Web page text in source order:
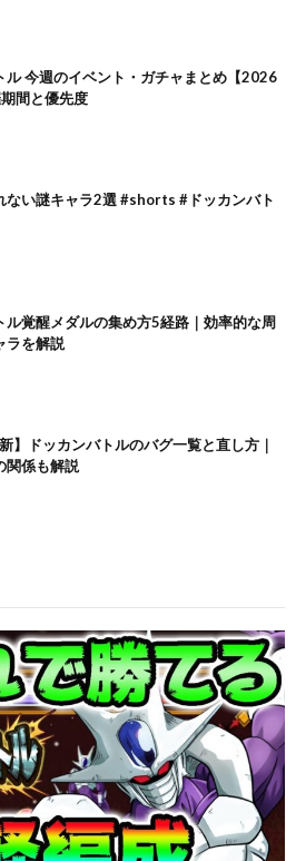
ル 今週のイベント・ガチャまとめ【2026
間と優先度
ない謎キャラ2選 #shorts #ドッカンバト
ル覚醒メダルの集め方5経路｜効率的な周
ラを解説
】ドッカンバトルのバグ一覧と直し方｜
関係も解説